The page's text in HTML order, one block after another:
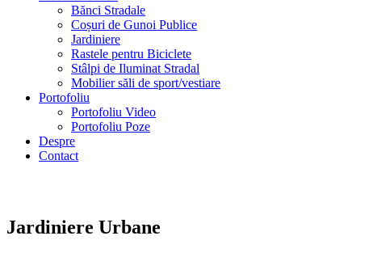
Bănci Stradale
Coșuri de Gunoi Publice
Jardiniere
Rastele pentru Biciclete
Stâlpi de Iluminat Stradal
Mobilier săli de sport/vestiare
Portofoliu
Portofoliu Video
Portofoliu Poze
Despre
Contact
Jardiniere Urbane